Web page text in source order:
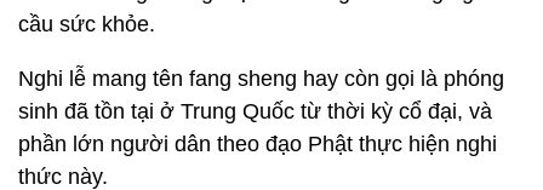
cầu sức khỏe.
Nghi lễ mang tên fang sheng hay còn gọi là phóng
sinh đã tồn tại ở Trung Quốc từ thời kỳ cổ đại, và
phần lớn người dân theo đạo Phật thực hiện nghi
thức này.